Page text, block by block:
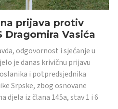
prijava protiv
Dragomira Vasića
odgovornost i sjećanje u
je danas krivičnu prijavu
i potpredsjednika
Srpske, zbog osnovane
djela iz člana 145a, stav 1 i 6